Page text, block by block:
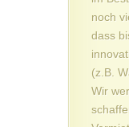
noch
dass
(z.B.
Wir